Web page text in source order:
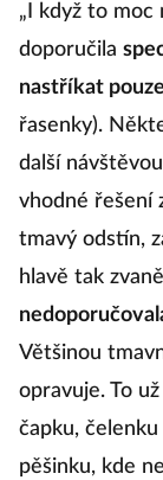
„I když to moc
doporučila
nastříkat
řasenky).
další
vhodné řešení
tmavý odstín,
hlavě tak
Většinou
opravuje. To
čapku,
pěšinku, kde